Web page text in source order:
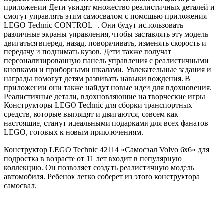
приложении Дети увидят множество реалистичных деталей и
смогут управлять этим самосвалом с помощью приложения
LEGO Technic CONTROL+. Они будут использовать
различные экраны управления, чтобы заставлять эту модель
двигаться вперед, назад, поворачивать, изменять скорость и
передачу и поднимать кузов. Дети также получат
персонализированную панель управления с реалистичными
кнопками и приборными шкалами. Увлекательные задания и
награды помогут детям развивать навыки вождения. В
приложении они также найдут новые идеи для вдохновения.
Реалистичные детали, вдохновляющие на творческие игры
Конструкторы LEGO Technic для сборки транспортных
средств, которые выглядят и двигаются, совсем как
настоящие, станут идеальными подарками для всех фанатов
LEGO, готовых к новым приключениям.
Конструктор LEGO Technic 42114 «Самосвал Volvo 6х6» для
подростка в возрасте от 11 лет входит в популярную
коллекцию. Он позволяет создать реалистичную модель
автомобиля. Ребенок легко соберет из этого конструктора
самосвал.